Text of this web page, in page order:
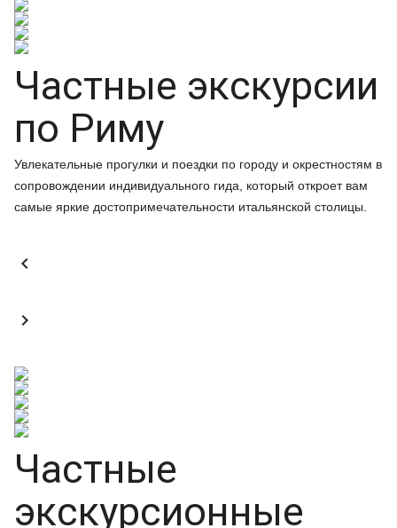
Частные экскурсии
по Риму
Увлекательные прогулки и поездки по городу и окрестностям в
сопровождении индивидуального гида, который откроет вам
самые яркие достопримечательности итальянской столицы.


Частные
экскурсионные